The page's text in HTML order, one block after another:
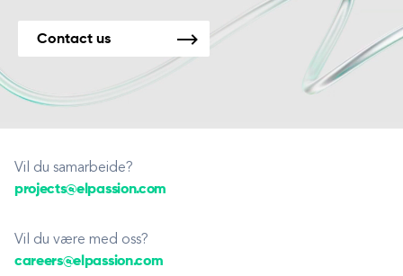
Contact us
Vil du samarbeide?
projects@elpassion.com
Vil du være med oss?
careers@elpassion.com